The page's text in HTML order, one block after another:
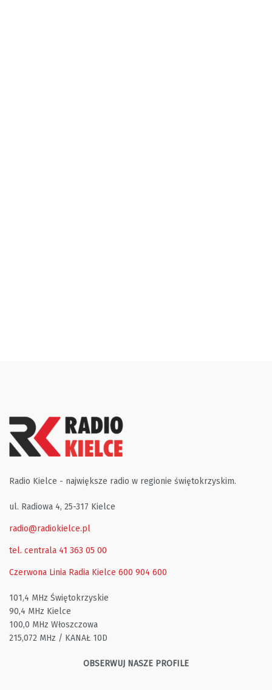
Radio Kielce - największe radio w regionie świętokrzyskim.
ul. Radiowa 4, 25-317 Kielce
radio@radiokielce.pl
tel. centrala 41 363 05 00
Czerwona Linia Radia Kielce 600 904 600
101,4 MHz Świętokrzyskie
90,4 MHz Kielce
100,0 MHz Włoszczowa
215,072 MHz / KANAŁ 10D
OBSERWUJ NASZE PROFILE